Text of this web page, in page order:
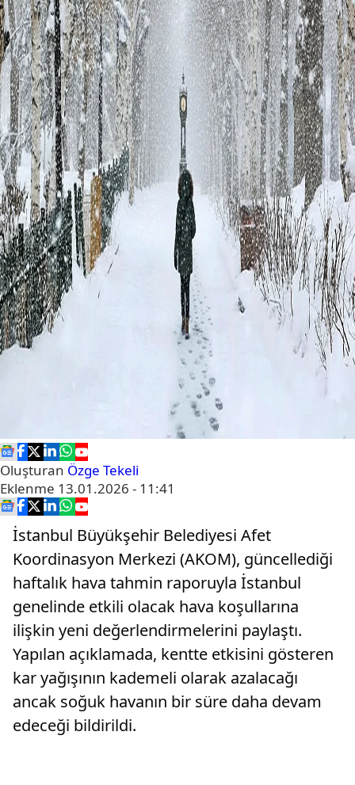
Oluşturan Özge Tekeli
Eklenme 13.01.2026 - 11:41
İstanbul Büyükşehir Belediyesi Afet
Koordinasyon Merkezi (AKOM), güncellediği
haftalık hava tahmin raporuyla İstanbul
genelinde etkili olacak hava koşullarına
ilişkin yeni değerlendirmelerini paylaştı.
Yapılan açıklamada, kentte etkisini gösteren
kar yağışının kademeli olarak azalacağı
ancak soğuk havanın bir süre daha devam
edeceği bildirildi.